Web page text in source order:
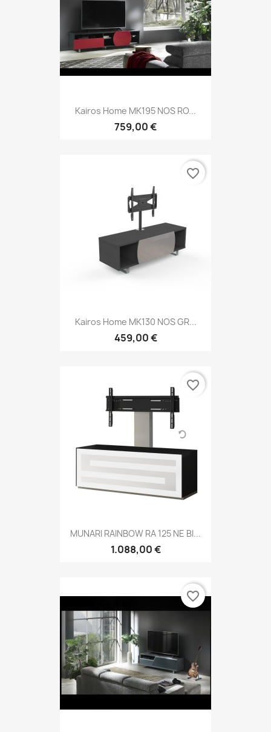
Kairos Home MK195 NOS RO...
759,00 €
Kairos Home MK130 NOS GR...
459,00 €
favorite_border
MUNARI RAINBOW RA 125 NE BI...
1.088,00 €
favorite_border
favorite_border